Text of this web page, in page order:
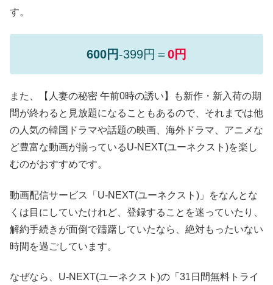
す。
600円-399円＝0円
また、【人妻の秘密 午前0時の誘い】も新作・新入荷の期
間が終わると見放題になることもあるので、それまでは他
の人気の韓国ドラマや話題の映画、海外ドラマ、アニメな
ど豊富な動画が揃っているU-NEXT(ユーネクスト)を楽し
むのがおすすめです。
動画配信サービス「U-NEXT(ユーネクスト)」をなんとな
くは目にしていたけれど、登録することを迷っていたり、
解約手続きが面倒で躊躇していたなら、絶対もったいない
時間を過ごしています。
なぜなら、U-NEXT(ユーネクスト)の「31日間無料トライ